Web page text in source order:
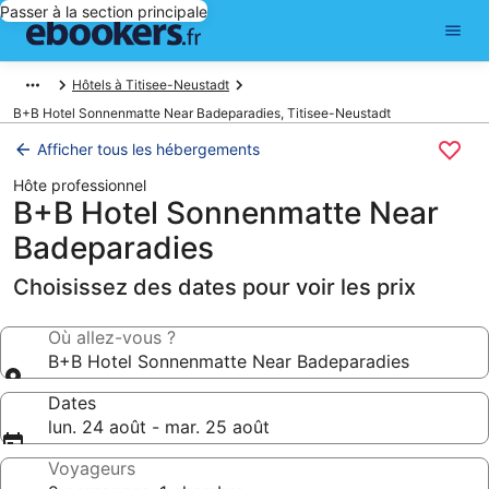
Passer à la section principale
Hôtels à Titisee-Neustadt
B+B Hotel Sonnenmatte Near Badeparadies, Titisee-Neustadt
Afficher tous les hébergements
Hôte professionnel
B+B Hotel Sonnenmatte Near
Badeparadies
Choisissez des dates pour voir les prix
Où allez-vous ?
B+B Hotel Sonnenmatte Near Badeparadies
Dates
lun. 24 août - mar. 25 août
Voyageurs